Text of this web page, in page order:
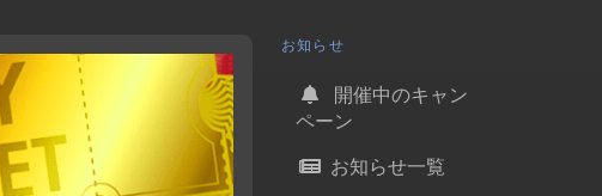
お知らせ
開催中のキャン
ペーン
お知らせ一覧